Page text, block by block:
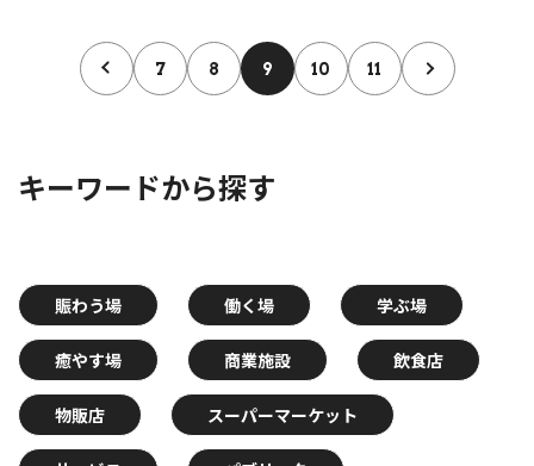
7 8 9 10 11
キーワードから探す
賑わう場 働く場 学ぶ場
癒やす場 商業施設 飲食店
物販店 スーパーマーケット